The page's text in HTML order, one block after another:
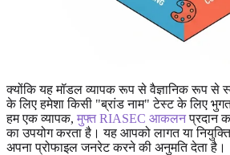
क्योंकि यह मॉडल व्यापक रूप से वैज्ञानिक रूप से
के लिए हमेशा किसी "ब्रांड नाम" टेस्ट के लिए
हम एक व्यापक, मुफ्त RIASEC आकलनप्रदान
का उपयोग करता है। यह आपको लागत या
अपना प्रोफाइल जनरेट करने की अनुमति देता है।